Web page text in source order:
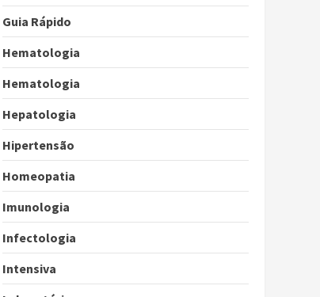
Guia Rápido
Hematologia
Hematologia
Hepatologia
Hipertensão
Homeopatia
Imunologia
Infectologia
Intensiva